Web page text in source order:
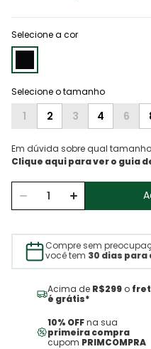
Selecione a cor
1 2 3 4 6
Em dúvida sobre qual
Compre sem
você tem 30 dias
Acima de R$299 o
é grátis*
10% OFFna sua
primeira compra
cupom PRIMCOMPRA